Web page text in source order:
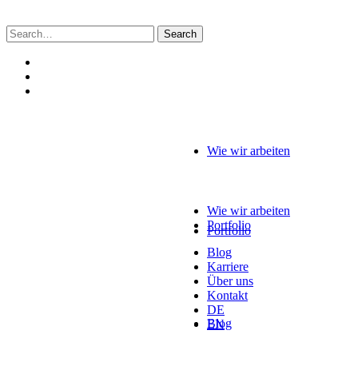
Search
for:
Wie wir arbeiten
Portfolio
Blog
Wie wir arbeiten
Portfolio
Blog
Karriere
Über uns
Kontakt
DE
EN